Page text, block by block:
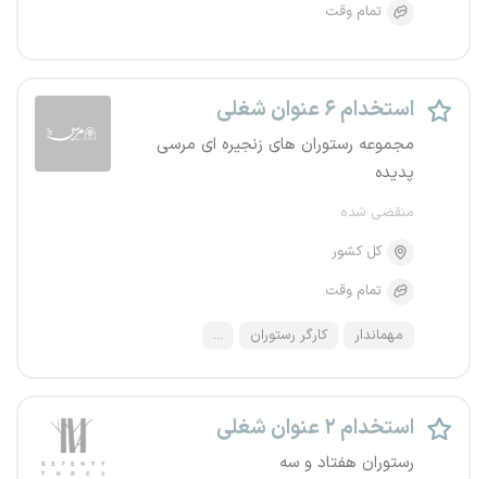
تمام وقت
استخدام ۶ عنوان شغلی
مجموعه رستوران های زنجیره ای مرسی
پدیده
منقضی شده
کل کشور
تمام وقت
مهماندار کارگر رستوران ...
استخدام ۲ عنوان شغلی
رستوران هفتاد و سه